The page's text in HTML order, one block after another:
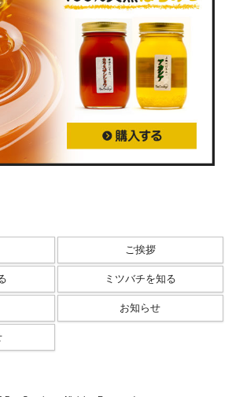
ご挨拶
ミツバチを知る
お知らせ